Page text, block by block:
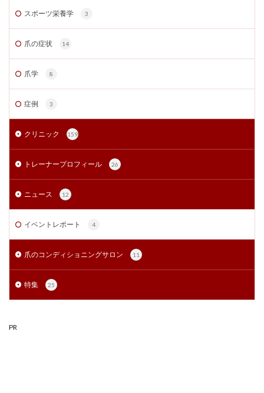
スポーツ栄養学 3
爪の症状 14
爪学 8
症例 3
クリニック 159
トレーナープロフィール 26
ニュース 12
イベントレポート 4
爪のコンディショニングサロン 11
特集 25
PR